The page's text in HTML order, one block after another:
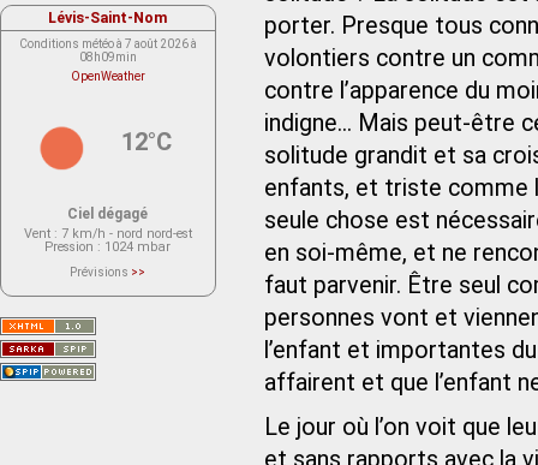
porter. Presque tous
volontiers contre un
contre l’apparence du
indigne... Mais peut-être
solitude grandit et sa
enfants, et triste comme
seule chose est
en soi-même, et ne
faut parvenir. Être seul
personnes vont et
l’enfant et importantes
affairent et que l’enfant
Le jour où l’on voit que
Lévis-Saint-Nom
Conditions météo à 7 août 2026 à
08h09min
OpenWeather
12°C
Ciel dégagé
Vent : 7 km/h - nord nord-est
Pression : 1024 mbar
Prévisions >>
actuellement aucune prévision
Saint-Nom.
Veuillez consulter le message du
service ci-dessous.
(401 - Invalid API key. Please see
https://openweathermap.org/faq#error401